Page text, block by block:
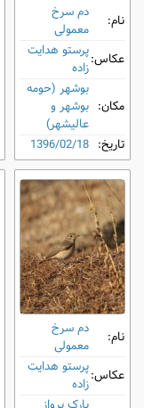
نام:
دم‌ سرخ
معمولی
عکاس:پرستو هدایت
زاده
مکان:
بوشهر (حومه
بوشهر و
عالیشهر)
تاریخ: 1396/02/18
نام:
دم‌ سرخ
معمولی
عکاس:پرستو هدایت
زاده